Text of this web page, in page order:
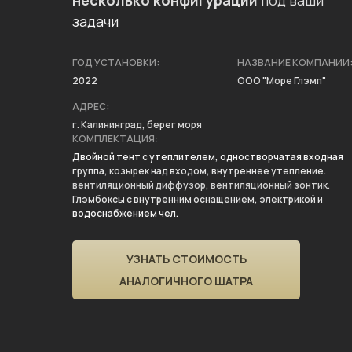
задачи
ГОД УСТАНОВКИ:
2022
НАЗВАНИЕ КОМПАНИИ:
ООО "Море Глэмп"
АДРЕС:
г. Калининград, берег моря
КОМПЛЕКТАЦИЯ:
Двойной тент с утеплителем, одностворчатая входная
группа, козырек над входом, внутреннее утепление.
вентиляционный диффузор, вентиляционный зонтик.
Глэмбоксы с внутренним оснащением, электрикой и
водоснабжением чел.
УЗНАТЬ СТОИМОСТЬ
АНАЛОГИЧНОГО ШАТРА